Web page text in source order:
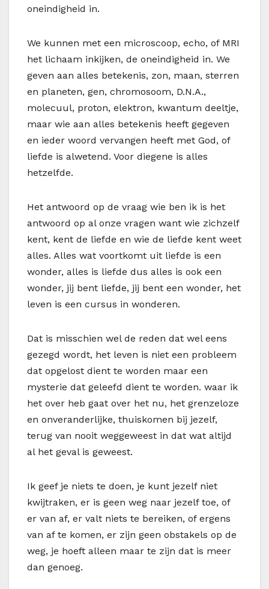
oneindigheid in.
We kunnen met een microscoop, echo, of MRI
het lichaam inkijken, de oneindigheid in. We
geven aan alles betekenis, zon, maan, sterren
en planeten, gen, chromosoom, D.N.A.,
molecuul, proton, elektron, kwantum deeltje,
maar wie aan alles betekenis heeft gegeven
en ieder woord vervangen heeft met God, of
liefde is alwetend. Voor diegene is alles
hetzelfde.
Het antwoord op de vraag wie ben ik is het
antwoord op al onze vragen want wie zichzelf
kent, kent de liefde en wie de liefde kent weet
alles. Alles wat voortkomt uit liefde is een
wonder, alles is liefde dus alles is ook een
wonder, jij bent liefde, jij bent een wonder, het
leven is een cursus in wonderen.
Dat is misschien wel de reden dat wel eens
gezegd wordt, het leven is niet een probleem
dat opgelost dient te worden maar een
mysterie dat geleefd dient te worden. waar ik
het over heb gaat over het nu, het grenzeloze
en onveranderlijke, thuiskomen bij jezelf,
terug van nooit weggeweest in dat wat altijd
al het geval is geweest.
Ik geef je niets te doen, je kunt jezelf niet
kwijtraken, er is geen weg naar jezelf toe, of
er van af, er valt niets te bereiken, of ergens
van af te komen, er zijn geen obstakels op de
weg, je hoeft alleen maar te zijn dat is meer
dan genoeg.